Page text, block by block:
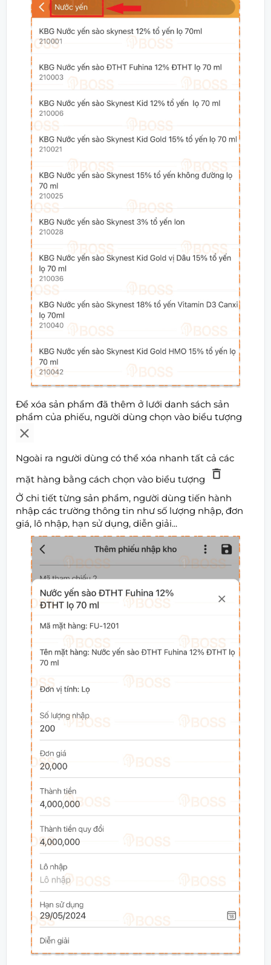
Để xóa sản phẩm đã thêm ở lưới danh sách sản
phẩm của phiếu, người dùng chọn vào biểu tượng
Ngoài ra người dùng có thể xóa nhanh tất cả các
mặt hàng bằng cách chọn vào biểu tượng
Ở chi tiết từng sản phẩm, người dùng tiến hành
nhập các trường thông tin như số lượng nhập, đơn
giá, lô nhập, hạn sử dụng, diễn giải...